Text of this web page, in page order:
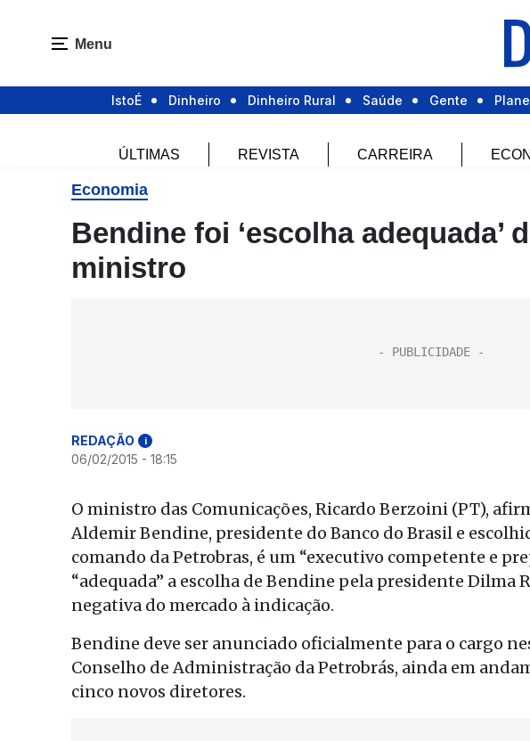
Menu
IstoÉ Dinheiro Dinheiro Rural Saúde Gente
ÚLTIMAS REVISTA CARREIRA
Economia
Bendine foi ‘escolha adequada’
ministro
REDAÇÃO i
06/02/2015 - 18:15
O ministro das Comunicações, Ricardo Berzoini (PT),
Aldemir Bendine, presidente do Banco do Brasil e
comando da Petrobras, é um “executivo competente e
“adequada” a escolha de Bendine pela presidente Dilma
negativa do mercado à indicação.
Bendine deve ser anunciado oficialmente para o cargo
Conselho de Administração da Petrobrás, ainda em
cinco novos diretores.